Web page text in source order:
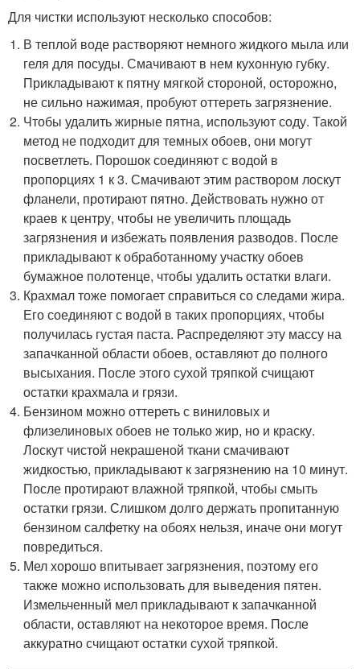
Для чистки используют несколько способов:
В теплой воде растворяют немного жидкого мыла или
геля для посуды. Смачивают в нем кухонную губку.
Прикладывают к пятну мягкой стороной, осторожно,
не сильно нажимая, пробуют оттереть загрязнение.
Чтобы удалить жирные пятна, используют соду. Такой
метод не подходит для темных обоев, они могут
посветлеть. Порошок соединяют с водой в
пропорциях 1 к 3. Смачивают этим раствором лоскут
фланели, протирают пятно. Действовать нужно от
краев к центру, чтобы не увеличить площадь
загрязнения и избежать появления разводов. После
прикладывают к обработанному участку обоев
бумажное полотенце, чтобы удалить остатки влаги.
Крахмал тоже помогает справиться со следами жира.
Его соединяют с водой в таких пропорциях, чтобы
получилась густая паста. Распределяют эту массу на
запачканной области обоев, оставляют до полного
высыхания. После этого сухой тряпкой счищают
остатки крахмала и грязи.
Бензином можно оттереть с виниловых и
флизелиновых обоев не только жир, но и краску.
Лоскут чистой некрашеной ткани смачивают
жидкостью, прикладывают к загрязнению на 10 минут.
После протирают влажной тряпкой, чтобы смыть
остатки грязи. Слишком долго держать пропитанную
бензином салфетку на обоях нельзя, иначе они могут
повредиться.
Мел хорошо впитывает загрязнения, поэтому его
также можно использовать для выведения пятен.
Измельченный мел прикладывают к запачканной
области, оставляют на некоторое время. После
аккуратно счищают остатки сухой тряпкой.